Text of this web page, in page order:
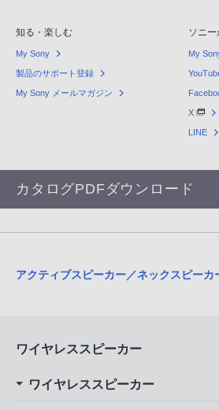
知る・楽しむ
My Sony
製品のサポート登録
My Sony メールマガジン
ソニ
My
X
LINE
カタログPDFダウンロード
アクティブスピーカー／ネックスピーカ
ワイヤレススピーカー
ワイヤレススピーカー